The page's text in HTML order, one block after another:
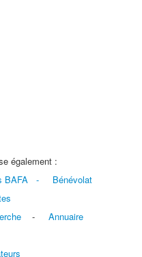
également :
BAFA - Bénévolat
-
Annuaire